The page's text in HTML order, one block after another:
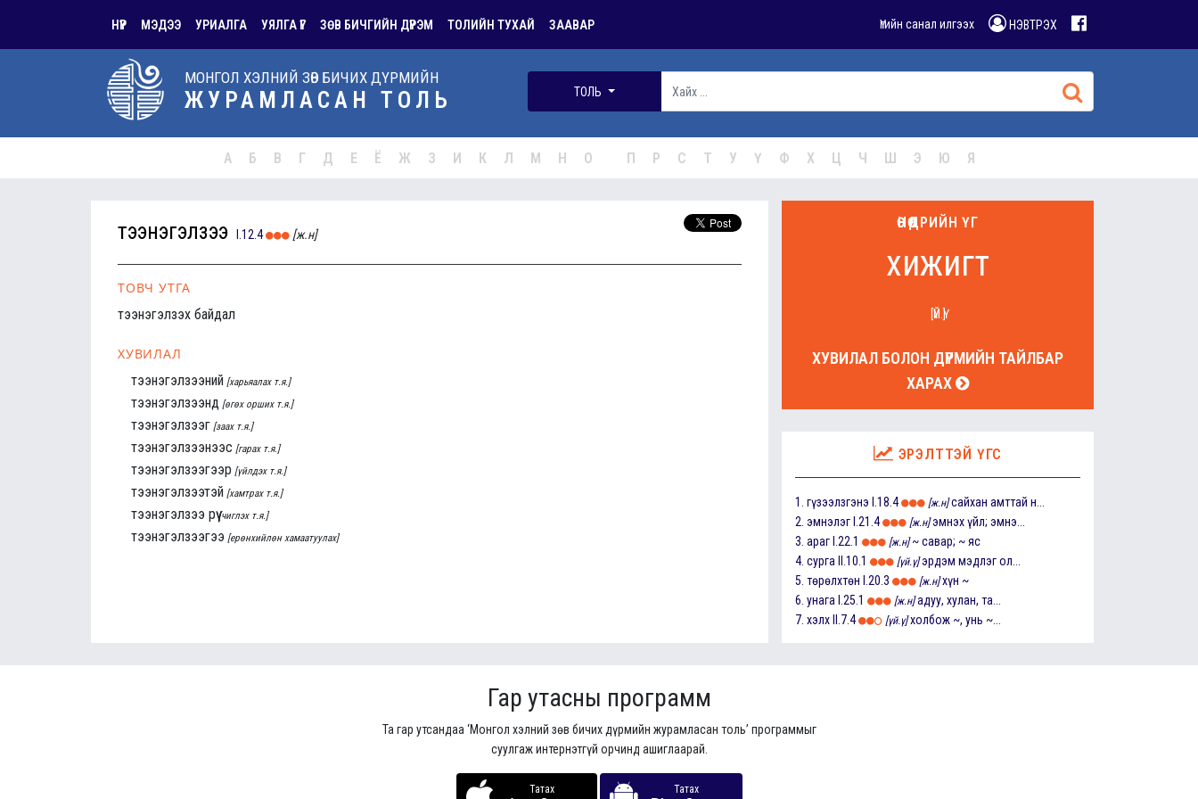
НҮҮР МЭДЭЭ УРИАЛГА УЯЛГА ҮГ ЗӨВ БИЧГИЙН ДҮРЭМ ТОЛИЙН ТУХАЙ ЗААВАР Үгийн санал илгээх НЭВТРЭХ
МОНГОЛ ХЭЛНИЙ ЗӨВ БИЧИХ ДҮРМИЙН
ЖУРАМЛАСАН ТОЛЬ ТОЛЬ
А Б В Г Д Е Ё Ж З И К Л М Н О П Р С Т У Ү Ф Х Ц Ч Ш Э Ю Я
тээнэгэлзээ I.12.4 [ж.н]
ТОВЧ УТГА
тээнэгэлзэх байдал
ХУВИЛАЛ
тээнэгэлзээний [харьяалах т.я.]
тээнэгэлзээнд [өгөх орших т.я.]
тээнэгэлзээг [заах т.я.]
тээнэгэлзээнээс [гарах т.я.]
тээнэгэлзээгээр [үйлдэх т.я.]
тээнэгэлзээтэй [хамтрах т.я.]
тээнэгэлзээ рүү [чиглэх т.я.]
тээнэгэлзээгээ [ерөнхийлөн хамаатуулах]
ӨНӨӨДРИЙН ҮГ
хижигт
[ҮЙ.Ү]
ХУВИЛАЛ БОЛОН ДҮРМИЙН ТАЙЛБАР
ХАРАХ
ЭРЭЛТТЭЙ ҮГС
1. гүзээлзгэнэ I.18.4 [ж.н] сайхан амттай н...
2. эмнэлэг I.21.4 [ж.н] эмнэх үйл; эмнэ...
3. араг I.22.1 [ж.н] ~ савар; ~ яс
4. сурга II.10.1 [үй.ү] эрдэм мэдлэг ол...
5. төрөлхтөн I.20.3 [ж.н] хүн ~
6. унага I.25.1 [ж.н] адуу, хулан, та...
7. хэлх II.7.4 [үй.ү] холбож ~, унь ~...
Гар утасны программ
Та гар утсандаа ‘Монгол хэлний зөв бичих дүрмийн журамласан толь’ программыг
суулгаж интернэтгүй орчинд ашиглаарай.
Татах Татах